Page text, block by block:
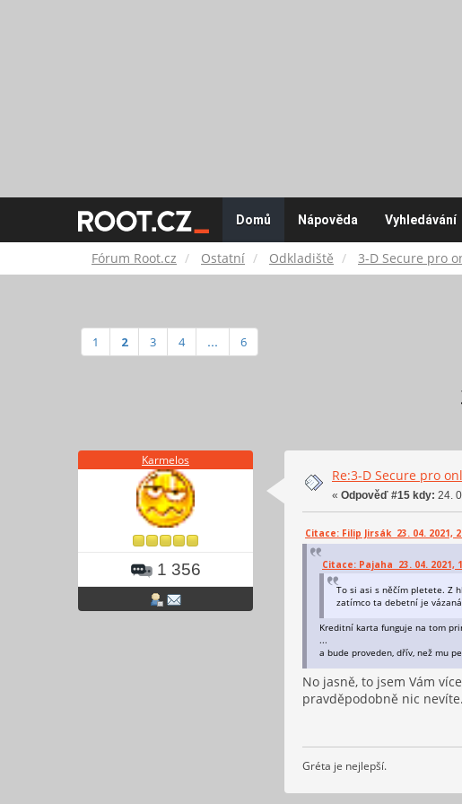
Fórum
Root.cz
Domů Nápověda Vyhledávání
Fórum Root.cz Ostatní Odkladiště 3-D Secure pro
1 2 3 4 ... 6
Karmelos
1 356
Re:3-D Secure pro
« Odpověď #15 kdy: 24.
Citace: Filip Jirsák 23. 04. 2021,
Citace: Pajaha 23. 04. 2021,
To si asi s něčím pletete. Z
zatímco ta debetní je
Kreditní karta funguje na tom
...
a bude proveden, dřív, než mu
No jasně, to jsem Vám
pravděpodobně nic nevíte.
Gréta je nejlepší.